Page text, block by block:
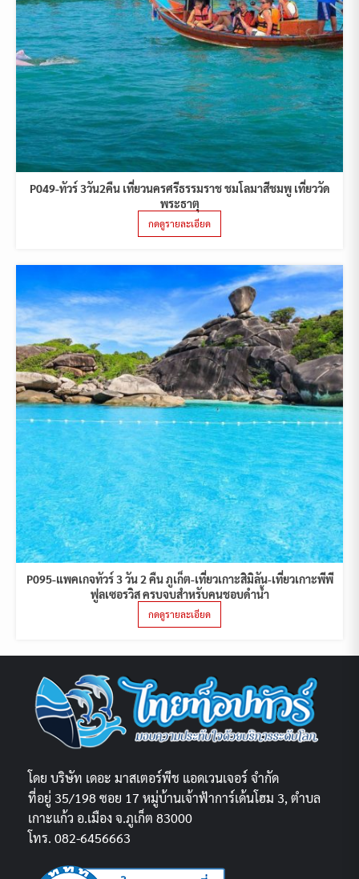
P049-ทัวร์ 3วัน2คืน เที่ยวนครศรีธรรมราช ชมโลมาสีชมพู เที่ยววัด
พระธาตุ
กดดูรายละเอียด
P095-แพคเกจทัวร์ 3 วัน 2 คืน ภูเก็ต-เที่ยวเกาะสิมิลัน-เที่ยวเกาะพีพี
ฟูลเซอรวิส ครบจบสำหรับคนชอบดำน้ำ
กดดูรายละเอียด
โดย บริษัท เดอะ มาสเตอร์พีช แอดเวนเจอร์ จำกัด
ที่อยู่ 35/198 ซอย 17 หมู่บ้านเจ้าฟ้าการ์เด้นโฮม 3, ตำบล
เกาะแก้ว อ.เมือง จ.ภูเก็ต 83000
โทร. 082-6456663